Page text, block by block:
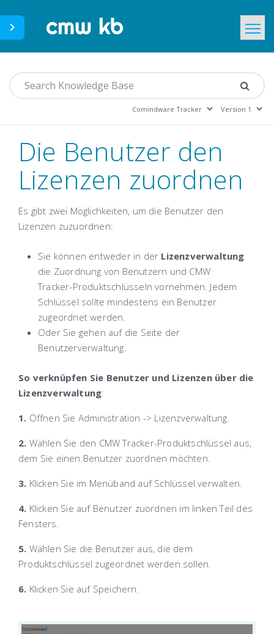
Die Benutzer den
Lizenzen zuordnen
Es gibt zwei Möglichkeiten, um die Benutzer den
Lizenzen zuzuordnen:
Sie können entweder in der Lizenzverwaltung
die Zuordnung von Benutzern und CMW
Tracker-Produktschlüsseln vornehmen. Jedem
Schlüssel sollte mindestens ein Benutzer
zugeordnet werden.
Oder Sie gehen auf die Seite der
Benutzerverwaltung.
So verknüpfen Sie Benutzer und Lizenzen über die
Lizenzverwaltung:
1. Öffnen Sie Administration -> Lizenzverwaltung.
2. Wählen Sie den CMW Tracker-Produktschlüssel aus,
dem Sie einen Benutzer zuordnen möchten.
3. Klicken Sie im Menüband auf Schlüssel verwalten.
4. Klicken Sie auf Benutzer zuordnen im linken Teil des
Fensters.
5. Wählen Sie die Benutzer aus, die dem
Produktschlüssel zugeordnet werden sollen.
6. Klicken Sie auf Speichern.